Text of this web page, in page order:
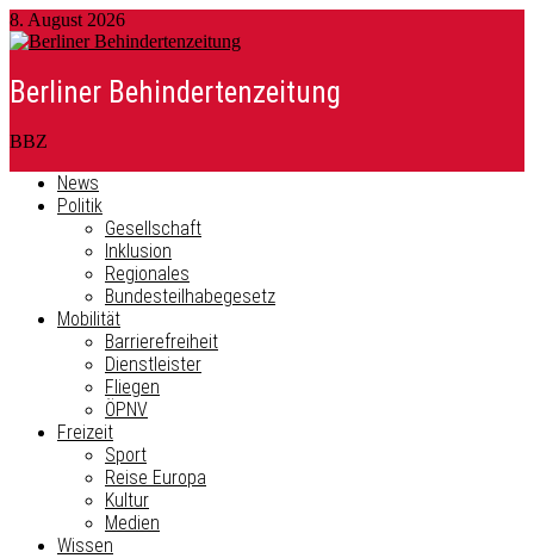
8. August 2026
Berliner Behindertenzeitung
BBZ
News
Politik
Gesellschaft
Inklusion
Regionales
Bundesteilhabegesetz
Mobilität
Barrierefreiheit
Dienstleister
Fliegen
ÖPNV
Freizeit
Sport
Reise Europa
Kultur
Medien
Wissen